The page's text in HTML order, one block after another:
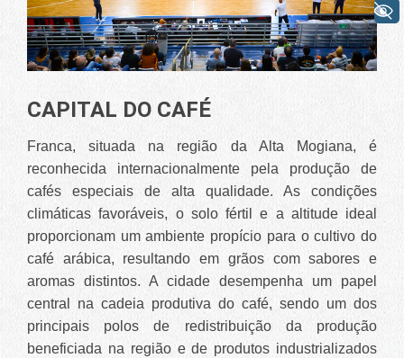
CAPITAL DO CAFÉ
Franca, situada na região da Alta Mogiana, é
reconhecida internacionalmente pela produção de
cafés especiais de alta qualidade. As condições
climáticas favoráveis, o solo fértil e a altitude ideal
proporcionam um ambiente propício para o cultivo do
café arábica, resultando em grãos com sabores e
aromas distintos. A cidade desempenha um papel
central na cadeia produtiva do café, sendo um dos
principais polos de redistribuição da produção
beneficiada na região e de produtos industrializados
+ Acessibilidade